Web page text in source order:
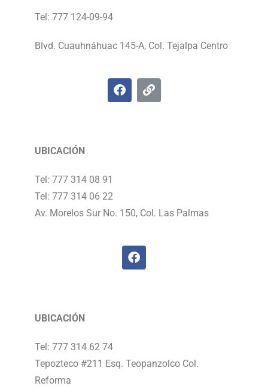
Tel: 777 124-09-94
Blvd. Cuauhnáhuac 145-A, Col. Tejalpa Centro
UBICACIÓN
Tel: 777 314 08 91
Tel: 777 314 06 22
Av. Morelos Sur No. 150, Col. Las Palmas
UBICACIÓN
Tel: 777 314 62 74
Tepozteco #211 Esq. Teopanzolco Col.
Reforma